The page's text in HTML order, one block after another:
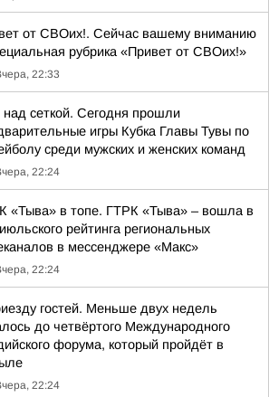
от СВОих!. Сейчас вашему вниманию
рубрика «Привет от СВОих!»
22:33
сеткой. Сегодня прошли
игры Кубка Главы Тувы по
среди мужских и женских команд
22:24
«Тыва» в топе. ГТРК «Тыва» – вошла в
рейтинга региональных
в мессенджере «Макс»
22:24
гостей. Меньше двух недель
до четвёртого Международного
форума, который пройдёт в
22:24